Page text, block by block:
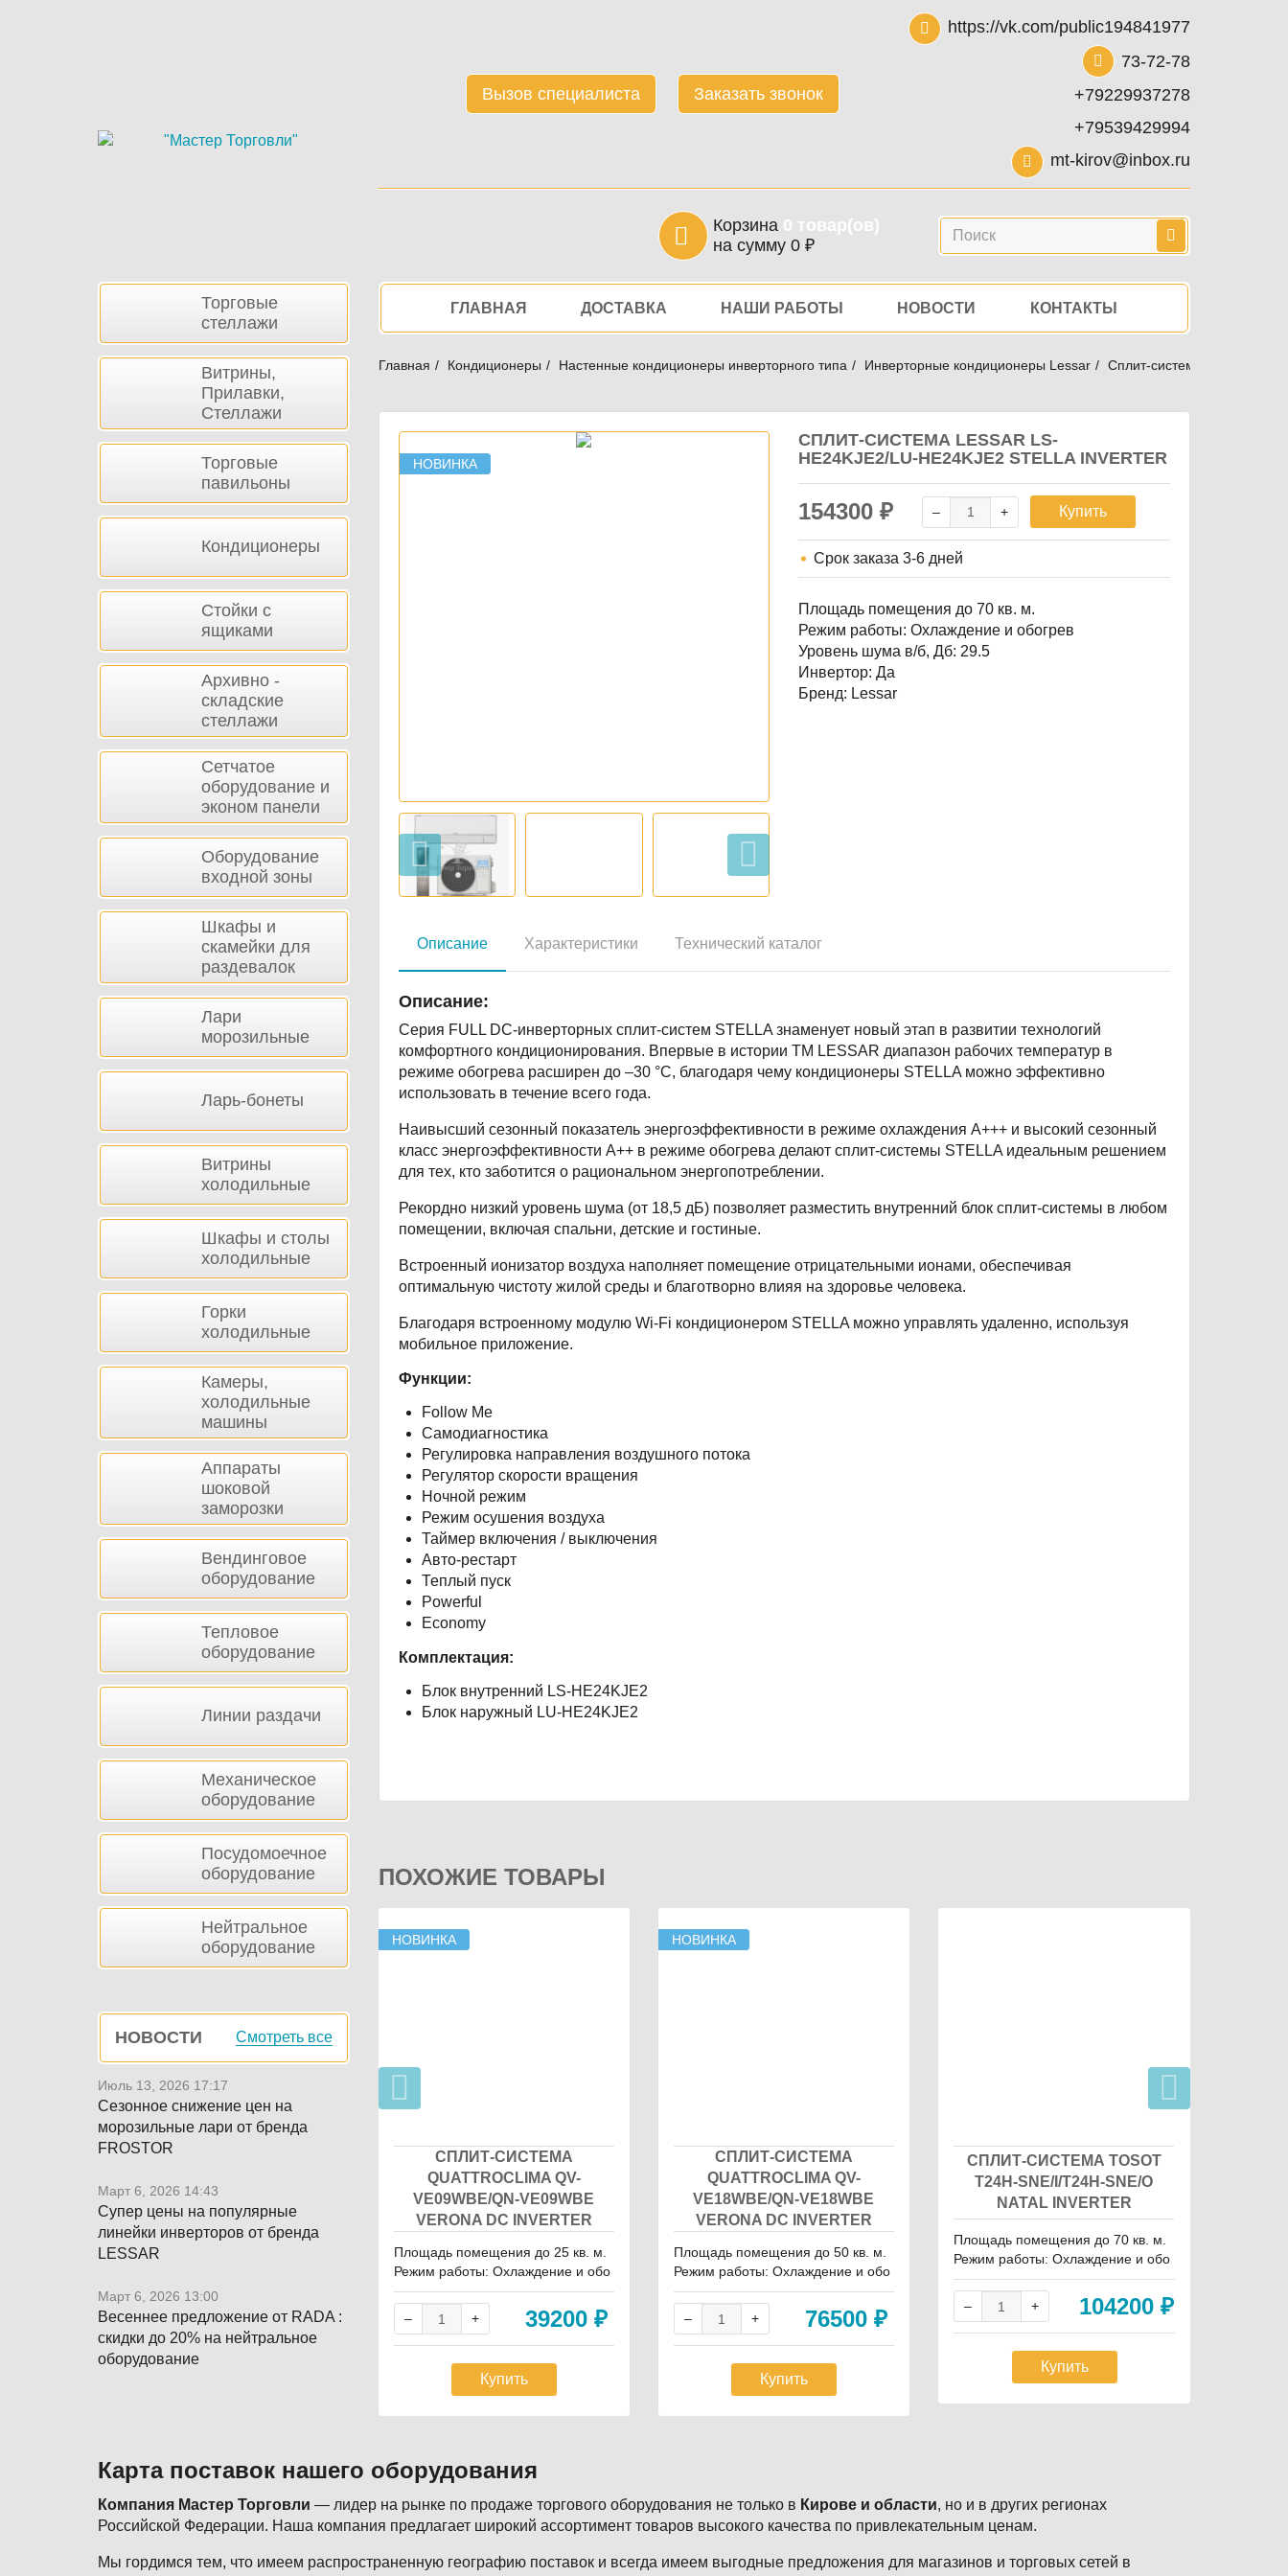
Вызов специалиста Заказать звонок
https://vk.com/public194841977
73-72-78
+79229937278
+79539429994
mt-kirov@inbox.ru
Корзина 0 товар(ов)
на сумму 0 ₽
Поиск
НавигацияГЛАВНАЯ ДОСТАВКА НАШИ РАБОТЫ НОВОСТИ КОНТАКТЫ
Главная Кондиционеры Настенные кондиционеры инверторного типа Инверторные кондиционеры Lessar Сплит-система Lessar LS-
НОВИНКА
СПЛИТ-СИСТЕМА LESSAR LS-
HE24KJE2/LU-HE24KJE2 STELLA INVERTER
154300₽ Купить
Срок заказа3-6 дней
Площадь помещения до 70 кв. м.
Режим работы: Охлаждение и обогрев
Уровень шума в/б, Дб: 29.5
Инвертор: Да
Бренд: Lessar
Описание Характеристики Технический каталог
Описание:
Серия FULL DC-инверторных сплит-систем STELLA знаменует новый этап в развитии технологий
комфортного кондиционирования. Впервые в истории TM LESSAR диапазон рабочих температур в
режиме обогрева расширен до –30 °C, благодаря чему кондиционеры STELLA можно эффективно
использовать в течение всего года.
Наивысший сезонный показатель энергоэффективности в режиме охлаждения A+++ и высокий сезонный
класс энергоэффективности A++ в режиме обогрева делают сплит-системы STELLA идеальным решением
для тех, кто заботится о рациональном энергопотреблении.
Рекордно низкий уровень шума (от 18,5 дБ) позволяет разместить внутренний блок сплит-системы в любом
помещении, включая спальни, детские и гостиные.
Встроенный ионизатор воздуха наполняет помещение отрицательными ионами, обеспечивая
оптимальную чистоту жилой среды и благотворно влияя на здоровье человека.
Благодаря встроенному модулю Wi-Fi кондиционером STELLA можно управлять удаленно, используя
мобильное приложение.
Функции:
Follow Me
Самодиагностика
Регулировка направления воздушного потока
Регулятор скорости вращения
Ночной режим
Режим осушения воздуха
Таймер включения / выключения
Авто-рестарт
Теплый пуск
Powerful
Economy
Комплектация:
Блок внутренний LS-HE24KJE2
Блок наружный LU-HE24KJE2
ПОХОЖИЕ ТОВАРЫ
НОВИНКА
СПЛИТ-СИСТЕМА
QUATTROCLIMA QV-
VE09WBE/QN-VE09WBE
VERONA DC INVERTER
Площадь помещения до 25 кв. м.
Режим работы: Охлаждение и обо
грев Уровень шума в/б, Дб: 22 Инв
ертор: Да Бренд: Quattroclima
39200 ₽
Купить
НОВИНКА
СПЛИТ-СИСТЕМА
QUATTROCLIMA QV-
VE18WBE/QN-VE18WBE
VERONA DC INVERTER
Площадь помещения до 50 кв. м.
Режим работы: Охлаждение и обо
грев Уровень шума в/б, Дб: 27 Инв
ертор: Да Бренд: Quattroclima
76500₽
Купить
СПЛИТ-СИСТЕМА TOSOT
T24H-SNE/I/T24H-SNE/O
NATAL INVERTER
Площадь помещения до 70 кв. м.
Режим работы: Охлаждение и обо
грев Уровень шума в/б, Дб: 29 Инв
ертор: Да Бренд: Tosot104200₽
Купить
Боковая Торговые
стеллажи
Витрины,
Прилавки,
Стеллажи
Торговые
павильоны
Кондиционеры
Стойки с
ящиками
Архивно -
складские
стеллажи
Сетчатое
оборудование и
эконом панели
Оборудование
входной зоны
Шкафы и
скамейки для
раздевалок
Лари
морозильные
Ларь-бонеты
Витрины
холодильные
Шкафы и столы
холодильные
Горки
холодильные
Камеры,
холодильные
машины
Аппараты
шоковой
заморозки
Вендинговое
оборудование
Тепловое
оборудование
Линии раздачи
Механическое
оборудование
Посудомоечное
оборудование
Нейтральное
оборудование
НОВОСТИ Смотреть все
Июль 13, 2026 17:17
Сезонное снижение цен на
морозильные лари от бренда
FROSTOR
Март 6, 2026 14:43
Супер цены на популярные
линейки инверторов от бренда
LESSAR
Март 6, 2026 13:00
Весеннее предложение от RADA :
скидки до 20% на нейтральное
оборудование
Карта поставок нашего оборудования
Компания Мастер Торговли — лидер на рынке по продаже торгового оборудования не только в Кирове и области, но и в других регионах
Российской Федерации. Наша компания предлагает широкий ассортимент товаров высокого качества по привлекательным ценам.
Мы гордимся тем, что имеем распространенную географию поставок и всегда имеем выгодные предложения для магазинов и торговых сетей в